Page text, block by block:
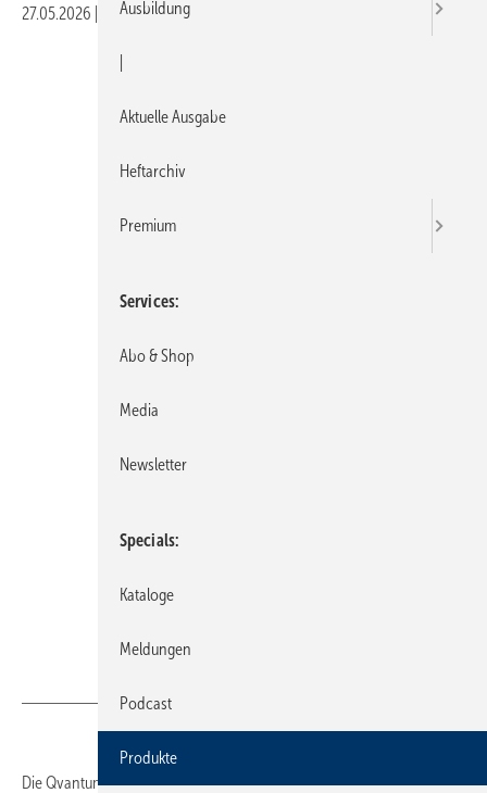
27.05.2026 Veröffentlicht in
Die Qvantum QE ist eine Abluft-Wärmepumpe, die Heizung, Lüftung,
Ausbildung
Aktuelle Ausgabe
Heftarchiv
Premium
Services
Abo & Shop
Media
Newsletter
Specials
Kataloge
Meldungen
Podcast
Produkte